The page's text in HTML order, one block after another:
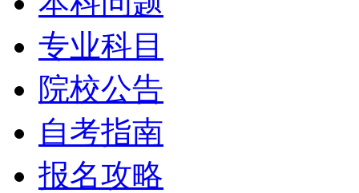
专业科目
院校公告
自考指南
报名攻略